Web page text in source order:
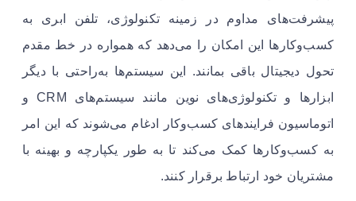
پیشرفت‌های مداوم در زمینه تکنولوژی، تلفن ابری به
کسب‌وکارها این امکان را می‌دهد که همواره در خط مقدم
تحول دیجیتال باقی بمانند. این سیستم‌ها به‌راحتی با دیگر
ابزارها و تکنولوژی‌های نوین مانند سیستم‌های CRM و
اتوماسیون فرایندهای کسب‌وکار ادغام می‌شوند که این امر
به کسب‌وکارها کمک می‌کند تا به طور یکپارچه و بهینه با
مشتریان خود ارتباط برقرار کنند.